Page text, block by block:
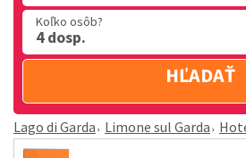
Koľko osôb?
4 dosp.
HĽADAŤ
Lago di Garda Limone sul Garda